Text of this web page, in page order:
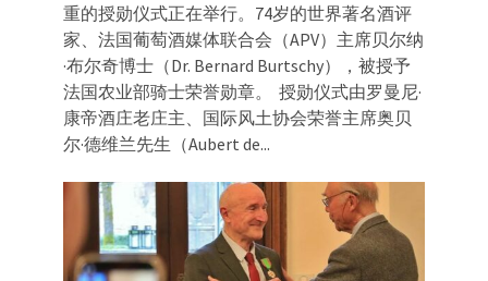
重的授勋仪式正在举行。74岁的世界著名酒评
家、法国葡萄酒媒体联合会（APV）主席贝尔纳
·布尔奇博士（Dr. Bernard Burtschy），被授予
法国农业部骑士荣誉勋章。 授勋仪式由罗曼尼·
康帝酒庄老庄主、国际风土协会荣誉主席奥贝
尔·德维兰先生（Aubert de...